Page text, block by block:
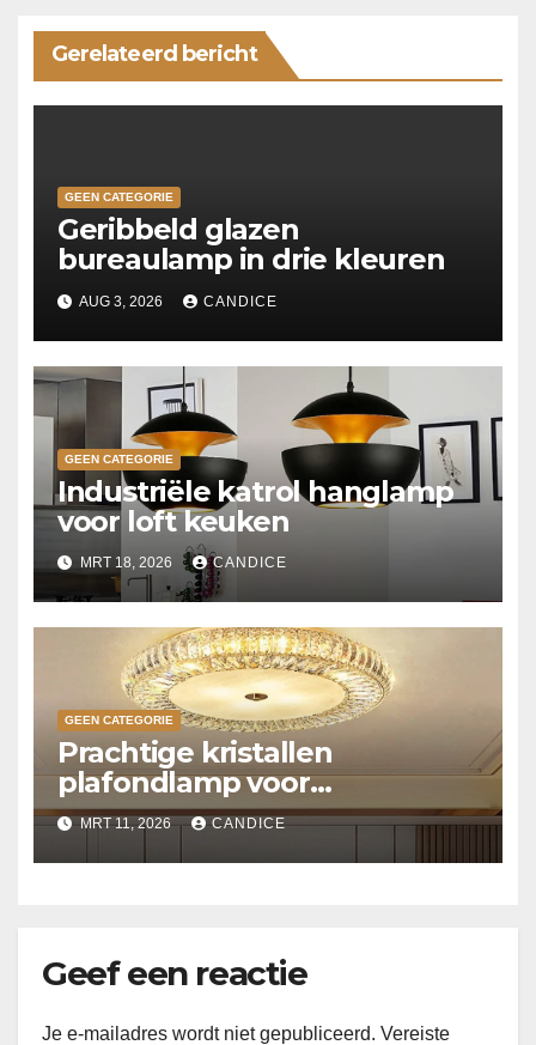
Gerelateerd bericht
GEEN CATEGORIE
Geribbeld glazen
bureaulamp in drie kleuren
AUG 3, 2026 CANDICE
GEEN CATEGORIE
Industriële katrol hanglamp
voor loft keuken
MRT 18, 2026 CANDICE
GEEN CATEGORIE
Prachtige kristallen
plafondlamp voor
slaapkamer
MRT 11, 2026 CANDICE
Geef een reactie
Je e-mailadres wordt niet gepubliceerd. Vereiste